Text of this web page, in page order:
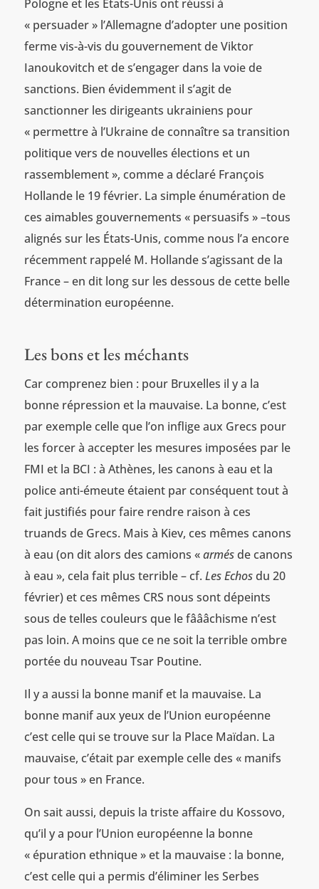
Pologne et les États-Unis ont réussi à
« persuader » l’Allemagne d’adopter une position
ferme vis-à-vis du gouvernement de Viktor
Ianoukovitch et de s’engager dans la voie de
sanctions. Bien évidemment il s’agit de
sanctionner les dirigeants ukrainiens pour
« permettre à l’Ukraine de connaître sa transition
politique vers de nouvelles élections et un
rassemblement », comme a déclaré François
Hollande le 19 février. La simple énumération de
ces aimables gouvernements « persuasifs » –tous
alignés sur les États-Unis, comme nous l’a encore
récemment rappelé M. Hollande s’agissant de la
France – en dit long sur les dessous de cette belle
détermination européenne.
Les bons et les méchants
Car comprenez bien : pour Bruxelles il y a la
bonne répression et la mauvaise. La bonne, c’est
par exemple celle que l’on inflige aux Grecs pour
les forcer à accepter les mesures imposées par le
FMI et la BCI : à Athènes, les canons à eau et la
police anti-émeute étaient par conséquent tout à
fait justifiés pour faire rendre raison à ces
truands de Grecs. Mais à Kiev, ces mêmes canons
à eau (on dit alors des camions «armésde canons
à eau », cela fait plus terrible – cf. Les Echosdu 20
février) et ces mêmes CRS nous sont dépeints
sous de telles couleurs que le fâââchisme n’est
pas loin. A moins que ce ne soit la terrible ombre
portée du nouveau Tsar Poutine.
Il y a aussi la bonne manif et la mauvaise. La
bonne manif aux yeux de l’Union européenne
c’est celle qui se trouve sur la Place Maïdan. La
mauvaise, c’était par exemple celle des « manifs
pour tous » en France.
On sait aussi, depuis la triste affaire du Kossovo,
qu’il y a pour l’Union européenne la bonne
« épuration ethnique » et la mauvaise : la bonne,
c’est celle qui a permis d’éliminer les Serbes